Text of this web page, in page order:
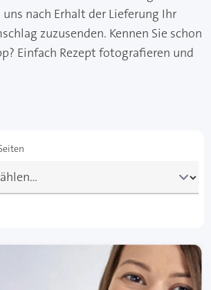
nach Erhalt der Lieferung Ihr
zuzusenden. Kennen Sie schon
Einfach Rezept fotografieren und